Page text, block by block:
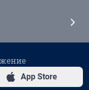
App Store